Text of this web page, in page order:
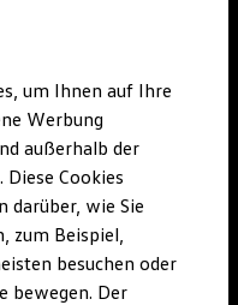
um Ihnen auf Ihre
Werbung
außerhalb der
Cookies
wie Sie
zum Beispiel,
besuchen oder
bewegen. Der